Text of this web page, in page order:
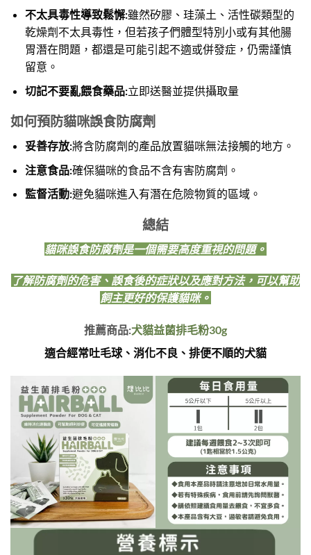
不太具毒性導致鬆懈:雖然矽膠、珪藻土、活性碳類型的
乾燥劑不太具毒性，但若孩子們體型特別小或有其他腸
胃潛在問題，都還是可能引起不適或併發症，仍需謹慎
留意。
切記不要亂餵食藥品:立即送醫並提供攝取量
如何預防貓咪誤食防腐劑
妥善存放:將含防腐劑的產品放置貓咪無法接觸的地方。
注意食品:確保貓咪的食品不含有害防腐劑。
監督活動:避免貓咪進入有潛在危險物質的區域。
總結
貓咪誤食防腐劑是一個需要高度重視的問題。
了解防腐劑的危害、誤食後的症狀以及應對方法，可以幫助
飼主更好的保護貓咪。
推薦商品:犬貓益菌排毛粉30g
適合經常吐毛球、消化不良、排便不順的犬貓